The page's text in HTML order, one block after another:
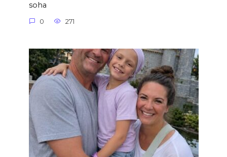
soha
0 271